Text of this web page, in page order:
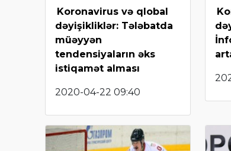
Koronavirus və qlobal
dəyişikliklər: Tələbatda
müəyyən
tendensiyaların əks
istiqamət alması
2020-04-22 09:40